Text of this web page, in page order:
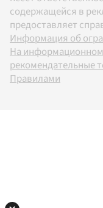
содержащейся в
предоставляет
Информация об
На
рекомендательные
Правилами